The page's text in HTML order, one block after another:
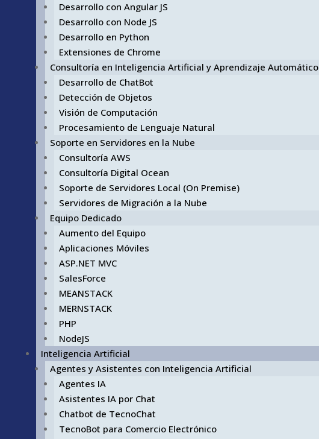
Desarrollo con Angular JS
Desarrollo con Node JS
Desarrollo en Python
Extensiones de Chrome
Consultoría en Inteligencia Artificial y Aprendizaje Automático
Desarrollo de ChatBot
Detección de Objetos
Visión de Computación
Procesamiento de Lenguaje Natural
Soporte en Servidores en la Nube
Consultoría AWS
Consultoría Digital Ocean
Soporte de Servidores Local (On Premise)
Servidores de Migración a la Nube
Equipo Dedicado
Aumento del Equipo
Aplicaciones Móviles
ASP.NET MVC
SalesForce
MEANSTACK
MERNSTACK
PHP
NodeJS
Inteligencia Artificial
Agentes y Asistentes con Inteligencia Artificial
Agentes IA
Asistentes IA por Chat
Chatbot de TecnoChat
TecnoBot para Comercio Electrónico